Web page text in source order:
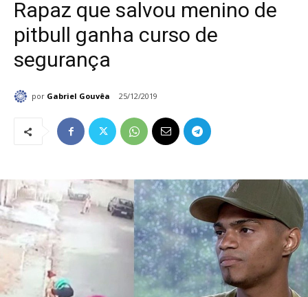
Rapaz que salvou menino de
pitbull ganha curso de
segurança
por Gabriel Gouvêa 25/12/2019